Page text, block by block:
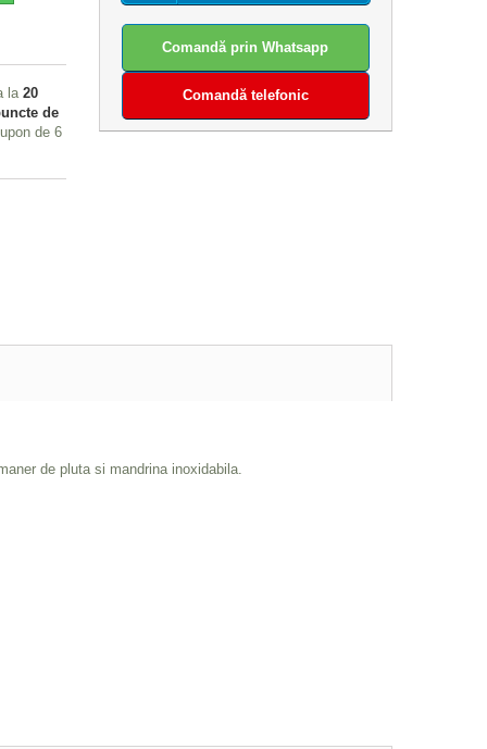
la 20
de
de 6
Comandă prin Whatsapp
Comandă telefonic
de pluta si mandrina inoxidabila.